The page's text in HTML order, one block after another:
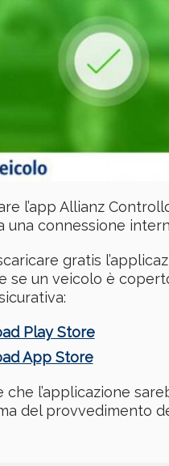
l’app Allianz
una connessione
gratis
se un veicolo è
Play Store
App Store
che l’applicazione
del provvedimento